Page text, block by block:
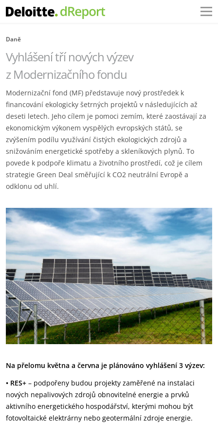
Daně
Vyhlášení tří nových výzev
z Modernizačního fondu
Modernizační fond (MF) představuje nový prostředek k
financování ekologicky šetrných projektů v následujících až
deseti letech. Jeho cílem je pomoci zemím, které zaostávají za
ekonomickým výkonem vyspělých evropských států, se
zvýšením podílu využívání čistých ekologických zdrojů a
snižováním energetické spotřeby a skleníkových plynů. To
povede k podpoře klimatu a životního prostředí, což je cílem
strategie Green Deal směřující k CO2 neutrální Evropě a
odklonu od uhlí.
Na přelomu května a června je plánováno vyhlášení 3 výzev:
• RES+ – podpořeny budou projekty zaměřené na instalaci
nových nepalivových zdrojů obnovitelné energie a prvků
aktivního energetického hospodářství, kterými mohou být
fotovoltaické elektrárny nebo geotermální zdroje energie.